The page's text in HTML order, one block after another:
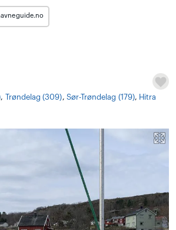
, Trøndelag (309), Sør-Trøndelag (179), Hitra